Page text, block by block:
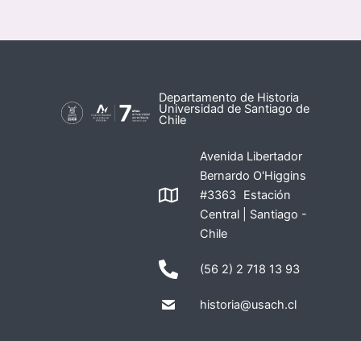
Departamento de Historia
Universidad de Santiago de
Chile
Avenida Libertador
Bernardo O'Higgins
#3363 Estación
Central | Santiago -
Chile
(56 2) 2 718 13 93
historia@usach.cl